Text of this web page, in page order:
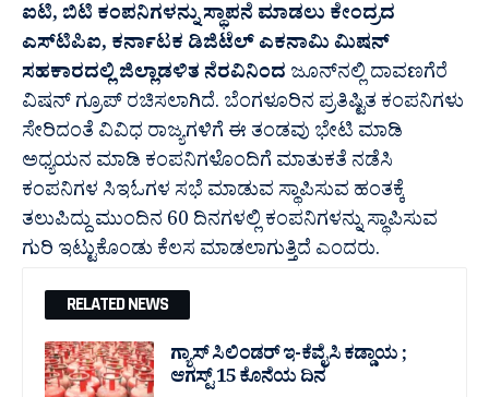
ಐಟಿ, ಬಿಟಿ ಕಂಪನಿಗಳನ್ನು ಸ್ಥಾಪನೆ ಮಾಡಲು ಕೇಂದ್ರದ
ಎಸ್‍ಟಿಪಿಐ, ಕರ್ನಾಟಕ ಡಿಜಿಟೆಲ್ ಎಕನಾಮಿ ಮಿಷನ್
ಸಹಕಾರದಲ್ಲಿ ಜಿಲ್ಲಾಡಳಿತ ನೆರವಿನಿಂದ ಜೂನ್‍ನಲ್ಲಿ ದಾವಣಗೆರೆ
ವಿಷನ್ ಗ್ರೂಪ್ ರಚಿಸಲಾಗಿದೆ. ಬೆಂಗಳೂರಿನ ಪ್ರತಿಷ್ಟಿತ ಕಂಪನಿಗಳು
ಸೇರಿದಂತೆ ವಿವಿಧ ರಾಜ್ಯಗಳಿಗೆ ಈ ತಂಡವು ಭೇಟಿ ಮಾಡಿ
ಅಧ್ಯಯನ ಮಾಡಿ ಕಂಪನಿಗಳೊಂದಿಗೆ ಮಾತುಕತೆ ನಡೆಸಿ
ಕಂಪನಿಗಳ ಸಿಇಓಗಳ ಸಭೆ ಮಾಡುವ ಸ್ಥಾಪಿಸುವ ಹಂತಕ್ಕೆ
ತಲುಪಿದ್ದು ಮುಂದಿನ 60 ದಿನಗಳಲ್ಲಿ ಕಂಪನಿಗಳನ್ನು ಸ್ಥಾಪಿಸುವ
ಗುರಿ ಇಟ್ಟುಕೊಂಡು ಕೆಲಸ ಮಾಡಲಾಗುತ್ತಿದೆ ಎಂದರು.
RELATED NEWS
ಗ್ಯಾಸ್ ಸಿಲಿಂಡರ್ ಇ-ಕೆವೈಸಿ ಕಡ್ಡಾಯ ;
ಆಗಸ್ಟ್ 15 ಕೊನೆಯ ದಿನ